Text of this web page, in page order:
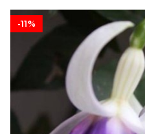
-11%